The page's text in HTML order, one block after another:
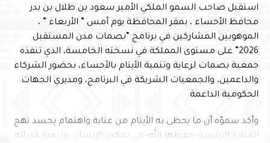
استقبل صاحب السمو الملكي الأمير سعود بن طلال بن بدر
محافظ الأحساء ، بمقر المحافظة يوم أمس ” الأربعاء ” ،
الموهوبين المشاركين في برنامج “بصمات مدن المستقبل
2026” على مستوى المملكة في نسخته الخامسة، الذي تنفذه
جمعية بصمات لرعاية وتنمية الأيتام بالأحساء، بحضور الشركاء
والداعمين، والجمعيات الشريكة في البرنامج، ومديري الجهات
الحكومية الداعمة
وأكد سموّه أن ما يحظى به الأيتام من عناية واهتمام يجسد نهج
القيادة الرشيدة -حفظها الله- في تمكين الإنسان، وتنمية قدراته،